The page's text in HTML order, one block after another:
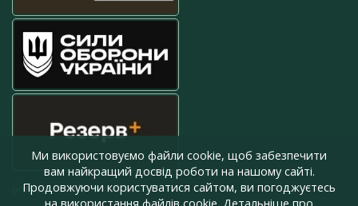
press@armyinform.com.ua
Ми використовуємо файли cookie, щоб забезпечити
вам найкращий досвід роботи на нашому сайті.
Продовжуючи користуватися сайтом, ви погоджуєтесь